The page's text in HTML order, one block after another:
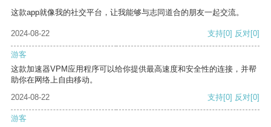
这款app就像我的社交平台，让我能够与志同道合的朋友一起交流。
2024-08-22 支持[0] 反对[0]
游客
这款加速器VPM应用程序可以给你提供最高速度和安全性的连接，并帮
助你在网络上自由移动。
2024-08-22
支持[0] 反对[0]
游客